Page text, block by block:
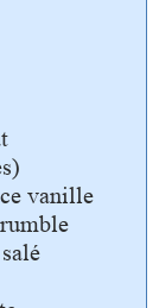
vanille